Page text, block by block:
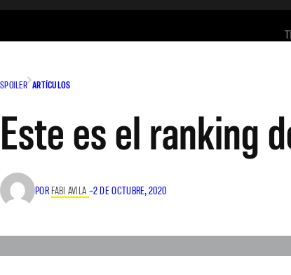
SPOILER ARTÍCULOS
Este es el ranking
POR FABI AVILA –2 DE OCTUBRE, 2020